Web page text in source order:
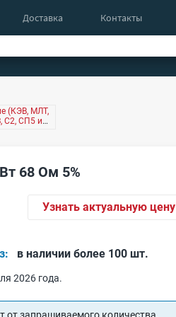
Доставка Контакты
(КЭВ, МЛТ,
С2, СП5 и
68 Ом 5%
Узнать актуальную цену
в наличии более 100 шт.
2026 года.